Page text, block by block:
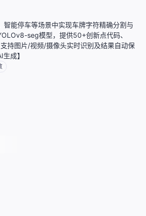
智能停车等场景中实现车牌字符精确分割与
seg模型，提供50+创新点代码、
持图片/视频/摄像头实时识别及结果自动保
成】